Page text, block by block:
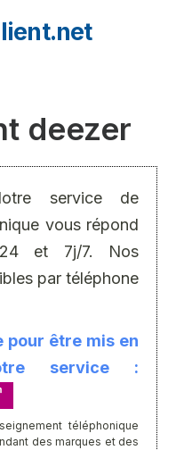
deezer
service de
vous répond
et 7j/7. Nos
par téléphone
pour être mis en
service :
téléphonique
des marques et des